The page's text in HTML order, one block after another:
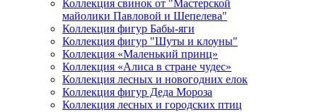
Коллекция свинок от "Мастерской
майолики Павловой и Шепелева"
Коллекция фигур Бабы-яги
Коллекция фигур "Шуты и клоуны"
Коллекция «Маленький принц»
Коллекция «Алиса в стране чудес»
Коллекция лесных и новогодних елок
Коллекция фигур Деда Мороза
Коллекция лесных и городских птиц